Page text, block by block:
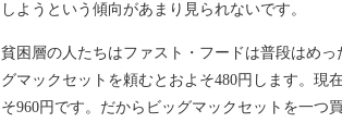
しようという傾向があまり見られないです。
貧困層の人たちはファスト・フードは普段はめ
グマックセットを頼むとおよそ480円します。現
そ960円です。だからビッグマックセットを一つ